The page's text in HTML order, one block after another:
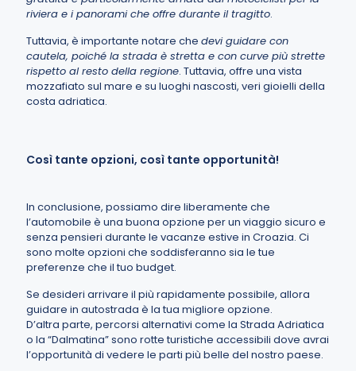
riviera e i panorami che offre durante il tragitto.
Tuttavia, è importante notare che devi guidare con
cautela, poiché la strada è stretta e con curve più strette
rispetto al resto della regione. Tuttavia, offre una vista
mozzafiato sul mare e su luoghi nascosti, veri gioielli della
costa adriatica.
Così tante opzioni, così tante opportunità!
In conclusione, possiamo dire liberamente che
l’automobile è una buona opzione per un viaggio sicuro e
senza pensieri durante le vacanze estive in Croazia. Ci
sono molte opzioni che soddisferanno sia le tue
preferenze che il tuo budget.
Se desideri arrivare il più rapidamente possibile, allora
guidare in autostrada è la tua migliore opzione.
D’altra parte, percorsi alternativi come la Strada Adriatica
o la “Dalmatina” sono rotte turistiche accessibili dove avrai
l’opportunità di vedere le parti più belle del nostro paese.